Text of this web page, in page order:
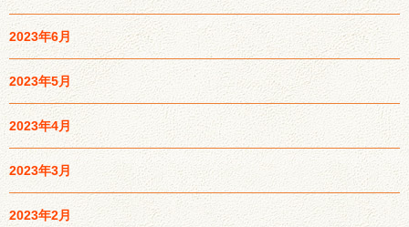
2023年6月
2023年5月
2023年4月
2023年3月
2023年2月